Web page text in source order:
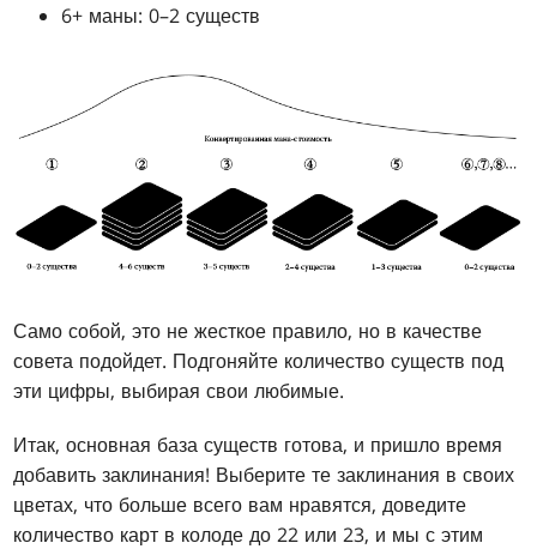
6+ маны: 0–2 существ
Само собой, это не жесткое правило, но в качестве
совета подойдет. Подгоняйте количество существ под
эти цифры, выбирая свои любимые.
Итак, основная база существ готова, и пришло время
добавить заклинания! Выберите те заклинания в своих
цветах, что больше всего вам нравятся, доведите
количество карт в колоде до 22 или 23, и мы с этим